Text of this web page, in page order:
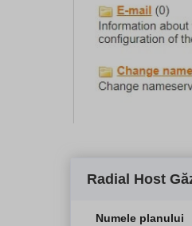
Radial Host
Numele planului